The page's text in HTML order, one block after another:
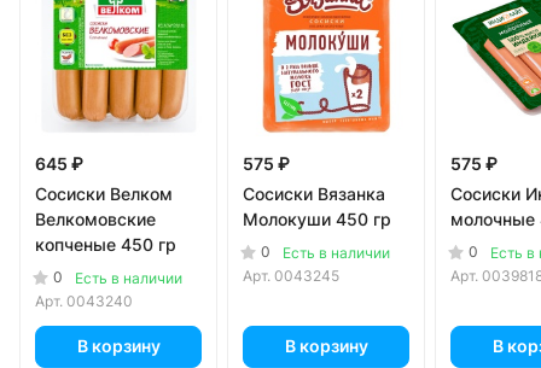
645 ₽
Сосиски Велком
Велкомовские
копченые 450 гр
0
Есть в наличии
Арт. 0043240
В корзину
575 ₽
Сосиски Вязанка
Молокуши 450 гр
0
Есть в наличии
Арт. 0043245
В корзину
575 ₽
Сосиски
молочные
0
Есть в
Арт.
В